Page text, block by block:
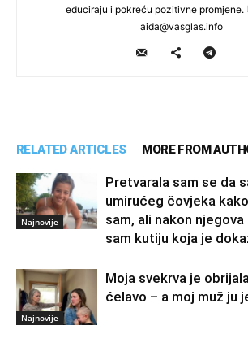
educiraju i pokreću pozitivne promjene.
aida@vasglas.info
RELATED ARTICLES MORE FROM
Najnovije
Pretvarala sam se da
umirućeg čovjeka
sam, ali nakon
sam kutiju koja je
Najnovije
Moja svekrva je
ćelavo – a moj muž ju